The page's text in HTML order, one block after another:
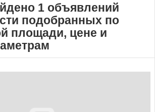
1 объявлений
подобранных по
площади, цене и